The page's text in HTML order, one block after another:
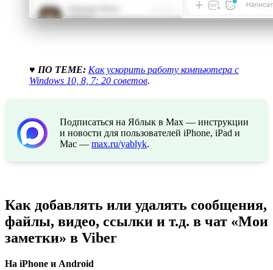
♥ ПО ТЕМЕ: Как ускорить работу компьютера с
Windows 10, 8, 7: 20 советов.
Подписаться на Яблык в Max — инструкции
и новости для пользователей iPhone, iPad и
Mac — max.ru/yablyk.
Как добавлять или удалять сообщения,
файлы, видео, ссылки и т.д. в чат «Мои
заметки» в Viber
На iPhone и Android